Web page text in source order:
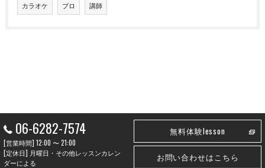
カラオケ プロ 講師
06-6282-7574
[営業時間] 12:00 〜 21:00
[定休日] 月曜日・その他レッスンカレン
ダーによる
無料体験lesson
お問い合わせはこちら